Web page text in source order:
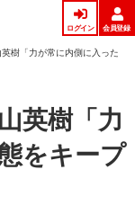
ログイン 会員登録
英樹「力が常に内側に入った
英樹「力
をキープ